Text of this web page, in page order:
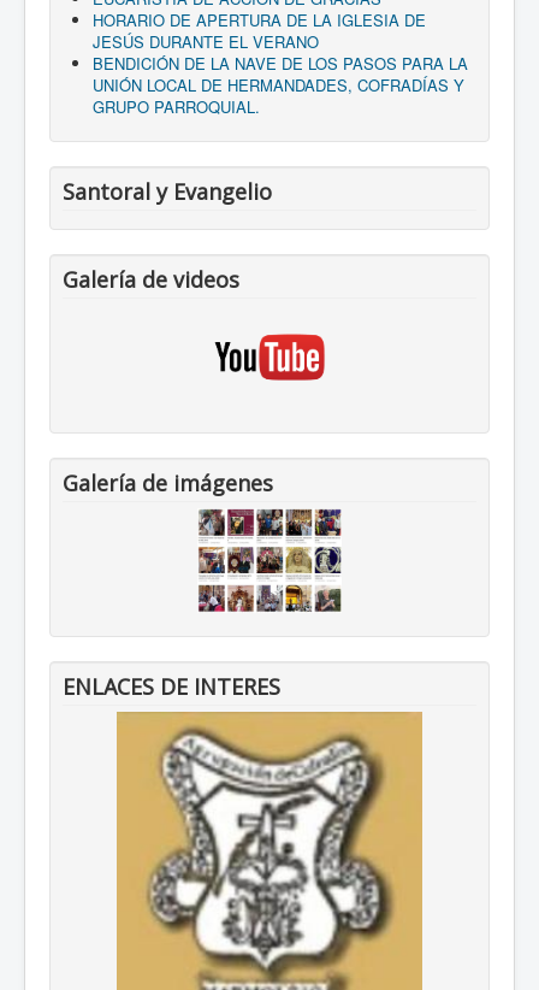
HORARIO DE APERTURA DE LA IGLESIA DE
JESÚS DURANTE EL VERANO
BENDICIÓN DE LA NAVE DE LOS PASOS PARA LA
UNIÓN LOCAL DE HERMANDADES, COFRADÍAS Y
GRUPO PARROQUIAL.
Santoral y Evangelio
Galería de videos
Galería de imágenes
ENLACES DE INTERES